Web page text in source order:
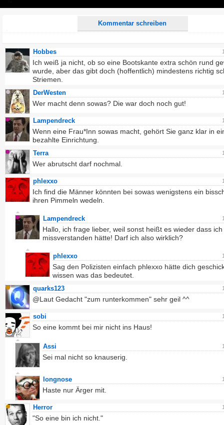
Kommentar schreiben
Hobbes
Ich weiß ja nicht, ob so eine Bootskante extra schön rund
wurde, aber das gibt doch (hoffentlich) mindestens richtig
Striemen.
DerWesten
Wer macht denn sowas? Die war doch noch gut!
Lampendreck
Wenn eine Frau*Inn sowas macht, gehört Sie ganz klar in
bezahlte Einrichtung.
Terra
Wer abrutscht darf nochmal.
phlexxo
Ich find die Männer könnten bei sowas wenigstens ein
ihren Pimmeln wedeln.
Lampendreck
Hallo, ich frage lieber, weil sonst heißt es wieder dass
missverstanden hätte! Darf ich also wirklich?
phlexxo
Sag den Polizisten einfach phlexxo hätte dich
wissen was das bedeutet.
quarks123
@Laut Gedacht "zum runterkommen" sehr geil ^^
sobi
So eine kommt bei mir nicht ins Haus!
Assi
Sei mal nicht so knauserig.
longnose
Haste nur Ärger mit.
Herror
"So eine bin ich nicht."